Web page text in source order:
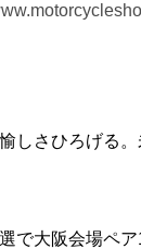
しさひろげる
で大阪会場ペ